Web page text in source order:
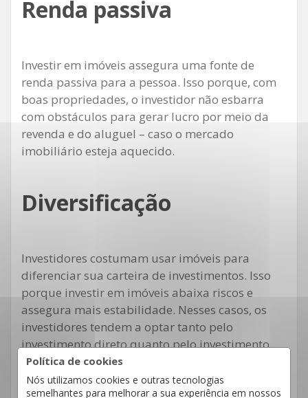
Política de cookies
Nós utilizamos cookies e outras tecnologias
semelhantes para melhorar a sua experiência em nossos
Renda passiva
Investir em imóveis assegura uma fonte de
renda passiva para a pessoa. Isso porque, com
boas propriedades, o investidor não esbarra
com obstáculos para gerar lucro por meio da
revenda e do aluguel – caso o mercado
imobiliário esteja aquecido.
Diversificação
Investidores costumam usar imóveis para
diferenciar sua carteira de investimentos. Isso
porque investir em imóveis abaixa riscos e
assegura mais estabilidade. Nesses casos, os
investidores tendem a optar tanto pelo
investimento direto quanto pelo investimento
indireto – por meio da Bolsa de Valores.